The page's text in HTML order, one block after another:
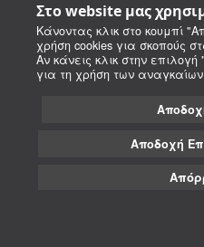
Στο website μας
Κάνοντας κλικ στο κουμπί
χρήση cookies για σκοπούς
Αν κάνεις κλικ στην
για τη χρήση των αναγκαίων
Αποδοχή